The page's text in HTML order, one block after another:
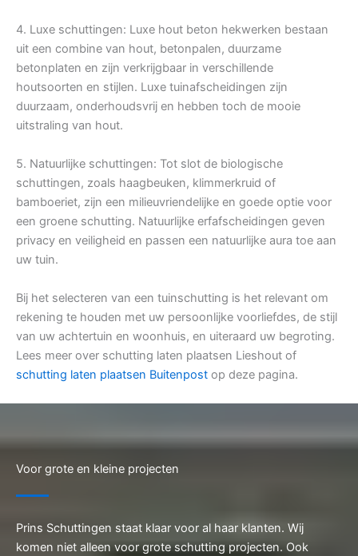
4. Luxe schuttingen: Luxe hout beton hekwerken bestaan
uit een combine van hout, betonpalen, duurzame
betonplaten en zijn verkrijgbaar in verschillende
houtsoorten en stijlen. Luxe tuinafscheidingen zijn
duurzaam, onderhoudsvrij en hebben toch de mooie
uitstraling van hout.
5. Natuurlijke schuttingen: Tot slot de biologische
schuttingen, zoals haagbeuken, klimmerkruid of
bamboeriet, zijn een milieuvriendelijke en goede optie voor
een groene schutting. Natuurlijke erfafscheidingen geven
privacy en veiligheid en passen een natuurlijke aura toe aan
uw tuin.
Bij het selecteren van een tuinschutting is het relevant om
rekening te houden met uw persoonlijke voorliefdes, de stijl
van uw achtertuin en woonhuis, en uiteraard uw begroting.
Lees meer over schutting laten plaatsen Lieshout of
schutting laten plaatsen Buitenpost op deze pagina.
Voor grote en kleine projecten
Prins Schuttingen staat klaar voor al haar klanten. Wij
komen niet alleen voor grote schutting projecten. Ook